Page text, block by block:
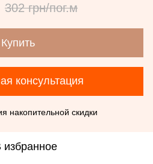
302 грн/пог.м
Купить
консультация
накопительной скидки
избранное